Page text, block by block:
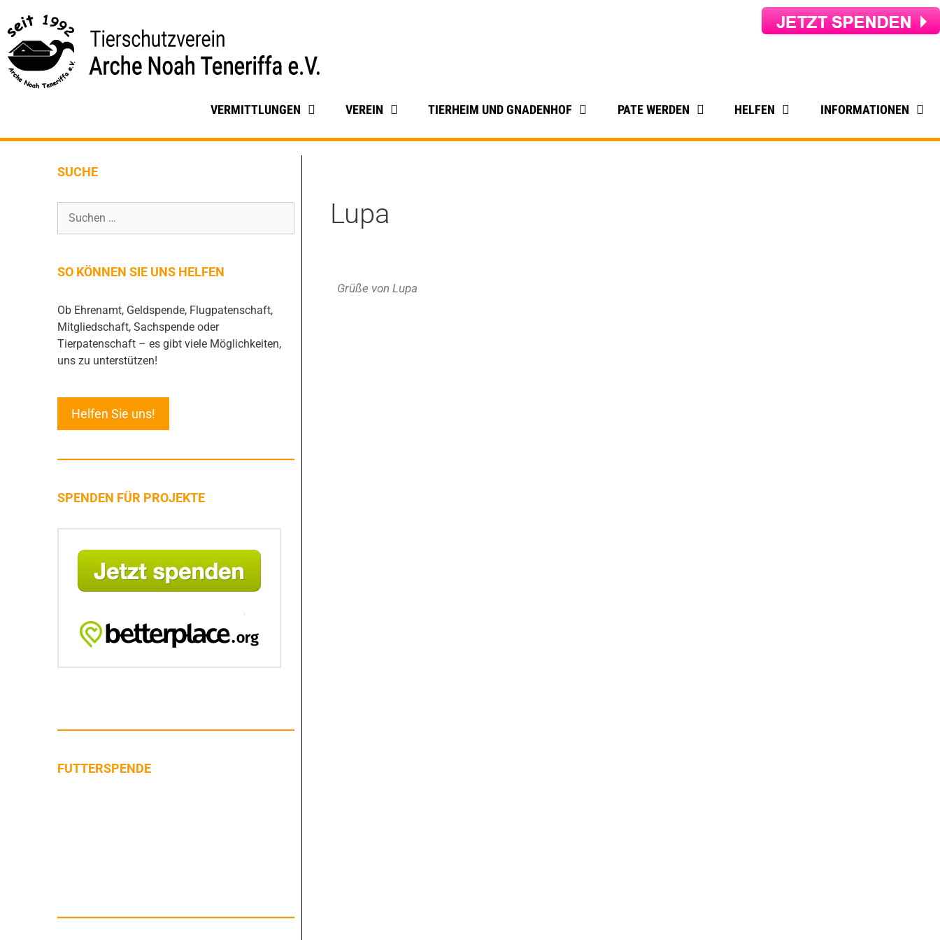
VERMITTLUNGEN VEREIN TIERHEIM UND GNADENHOF PATE WERDEN HELFEN INFORMATIONEN
Lupa
Grüße von Lupa
SUCHE
SO KÖNNEN SIE UNS HELFEN
Ob Ehrenamt, Geldspende, Flugpatenschaft,
Mitgliedschaft, Sachspende oder
Tierpatenschaft – es gibt viele Möglichkeiten,
uns zu unterstützen!
Helfen Sie uns!
SPENDEN FÜR PROJEKTE
FUTTERSPENDE